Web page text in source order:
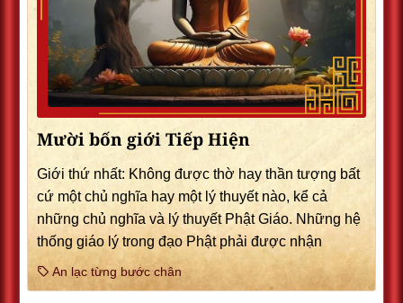
Mười bốn giới Tiếp Hiện
Giới thứ nhất: Không được thờ hay thần tượng bất
cứ một chủ nghĩa hay một lý thuyết nào, kể cả
những chủ nghĩa và lý thuyết Phật Giáo. Những hệ
thống giáo lý trong đạo Phật phải được nhận
An lạc từng bước chân